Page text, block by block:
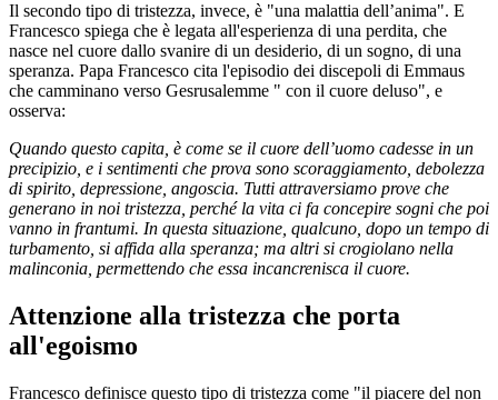
Il secondo tipo di tristezza, invece, è "una malattia dell’anima". E
Francesco spiega che è legata all'esperienza di una perdita, che
nasce nel cuore dallo svanire di un desiderio, di un sogno, di una
speranza. Papa Francesco cita l'episodio dei discepoli di Emmaus
che camminano verso Gesrusalemme " con il cuore deluso", e
osserva:
Quando questo capita, è come se il cuore dell’uomo cadesse in un
precipizio, e i sentimenti che prova sono scoraggiamento, debolezza
di spirito, depressione, angoscia. Tutti attraversiamo prove che
generano in noi tristezza, perché la vita ci fa concepire sogni che poi
vanno in frantumi. In questa situazione, qualcuno, dopo un tempo di
turbamento, si affida alla speranza; ma altri si crogiolano nella
malinconia, permettendo che essa incancrenisca il cuore.
Attenzione alla tristezza che porta
all'egoismo
Francesco definisce questo tipo di tristezza come "il piacere del non